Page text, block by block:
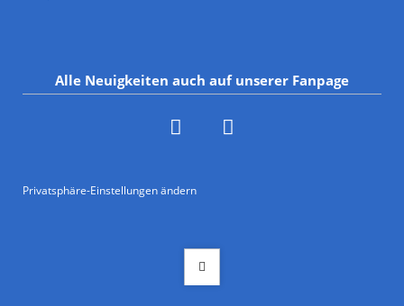
Alle Neuigkeiten auch auf unserer Fanpage
Privatsphäre-Einstellungen ändern